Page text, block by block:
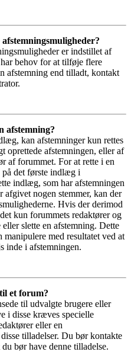
er indstillet af
behov for at tilføje flere
afstemning end tilladt, kontakt
afstemning?
kan afstemninger kun rettes
oprettede afstemningen, eller af
af forummet. For at rette i en
det første indlæg i
indlæg, som har afstemningen
nogen stemmer, kan der
Hvis der derimod
kun forummets redaktører og
slette en afstemning. Dette
med resultatet ved at
inde i afstemningen.
et forum?
til udvalgte brugere eller
i disse kræves specielle
eller en
tilladelser. Du bør kontakte
bør have denne tilladelse.